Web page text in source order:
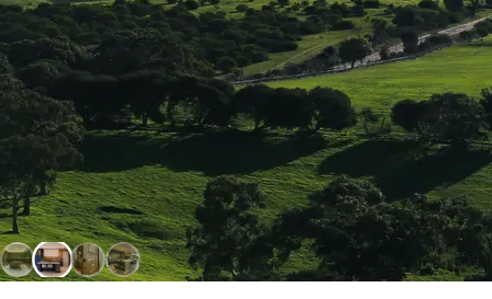
İ
İ***
2 yıl önce
Çocuklarımız için ürettiğiniz açılır yatak sayesinde geceleri
uyku düzenine geçilirken gündüzleri etkinlik yapmaya olanak
sağlayan geniş bir alan elde ettik. Ders çalışma masaları da ayrı
bir sürpriz oldu. Elinize sağlık.